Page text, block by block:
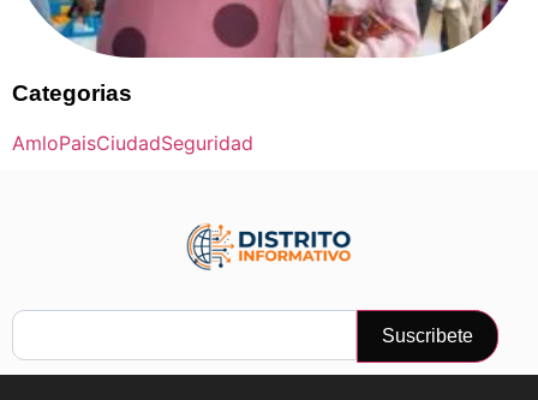
Categorias
AmloPaisCiudadSeguridad
Suscribete